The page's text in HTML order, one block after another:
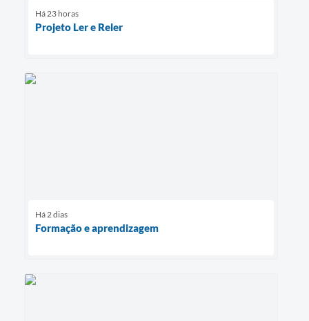
Há 23 horas
Projeto Ler e Reler
Há 2 dias
Formação e aprendizagem